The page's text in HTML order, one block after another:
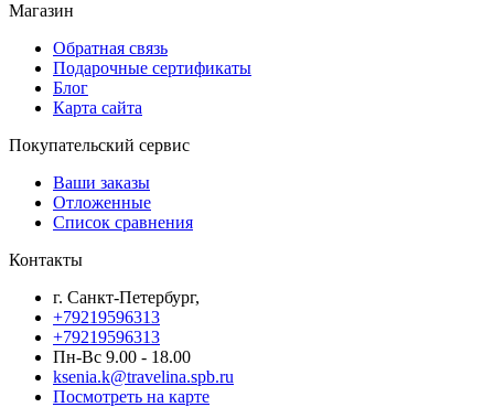
Магазин
Обратная связь
Подарочные сертификаты
Блог
Карта сайта
Покупательский сервис
Ваши заказы
Отложенные
Список сравнения
Контакты
г. Санкт-Петербург,
+79219596313
+79219596313
Пн-Вс 9.00 - 18.00
ksenia.k@travelina.spb.ru
Посмотреть на карте